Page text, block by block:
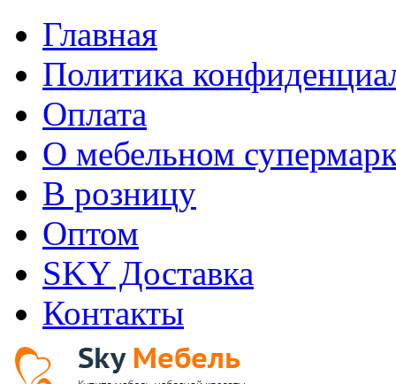
Главная
Политика
Оплата
О мебельном
В розницу
Оптом
SKY Доставка
Контакты